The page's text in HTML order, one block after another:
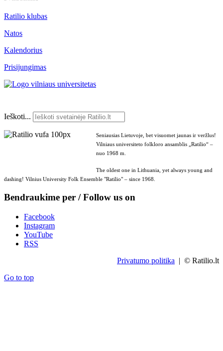
Ratilio klubas
Natos
Kalendorius
Prisijungimas
Ieškoti...
Seniausias Lietuvoje, bet visuomet jaunas ir veržlus!
Vilniaus universiteto folkloro ansamblis „Ratilio“ –
nuo 1968 m.
The oldest one in Lithuania, yet always young and
dashing! Vilnius University Folk Ensemble "Ratilio" – since 1968.
Bendraukime per / Follow us on
Facebook
Instagram
YouTube
RSS
Privatumo politika | © Ratilio.lt
Go to top